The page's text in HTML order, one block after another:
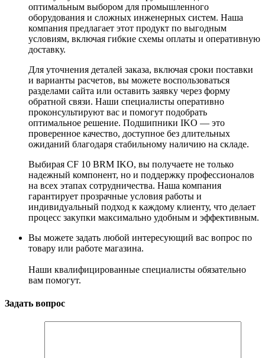
оптимальным выбором для промышленного
оборудования и сложных инженерных систем. Наша
компания предлагает этот продукт по выгодным
условиям, включая гибкие схемы оплаты и оперативную
доставку.
Для уточнения деталей заказа, включая сроки поставки
и варианты расчетов, вы можете воспользоваться
разделами сайта или оставить заявку через форму
обратной связи. Наши специалисты оперативно
проконсультируют вас и помогут подобрать
оптимальное решение. Подшипники IKO — это
проверенное качество, доступное без длительных
ожиданий благодаря стабильному наличию на складе.
Выбирая CF 10 BRM IKO, вы получаете не только
надежный компонент, но и поддержку профессионалов
на всех этапах сотрудничества. Наша компания
гарантирует прозрачные условия работы и
индивидуальный подход к каждому клиенту, что делает
процесс закупки максимально удобным и эффективным.
Вы можете задать любой интересующий вас вопрос по
товару или работе магазина.
Наши квалифицированные специалисты обязательно
вам помогут.
Задать вопрос